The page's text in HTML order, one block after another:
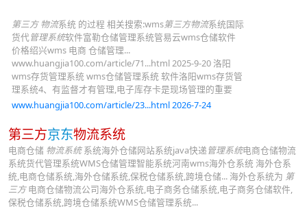
第三方 物流系统 的过程 相关搜索:wms第三方物流系统国际
货代管理系统软件富勒仓储管理系统管易云wms仓储软件
价格绍兴wms 电商 仓储管理...
www.huangjia100.com/article/71...html 2025-9-20 洛阳
wms存货管理系统 wms仓储管理系统 软件洛阳wms存货管
理系统4、有监督才有管理,电子库存卡是现场管理的重要
www.huangjia100.com/article/23...html 2026-7-24
第三方京东物流系统
电商仓储 物流系统系统海外仓储网站系统java快递管理系统电商仓储物流
系统货代管理系统WMS仓储管理智能系统河南wms海外仓系统 海外仓系
统,电商仓储系统,海外仓储系统,保税仓储系统,跨境仓储... 海外仓系统为 第
三方电商仓储物流公司海外仓系统,电子商务仓储系统,电子商务仓储软件,
保税仓储系统,跨境仓储系统WMS仓储管理系统...